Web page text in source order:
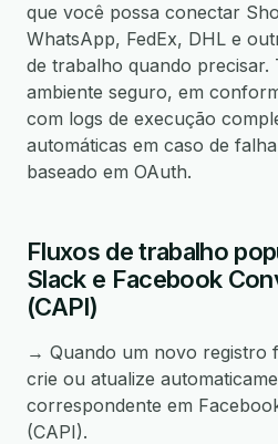
que você possa conectar
WhatsApp, FedEx, DHL e
de trabalho quando precisar.
ambiente seguro, em
com logs de execução
automáticas em caso de
baseado em OAuth.
Fluxos de trabalho
Slack e Facebook
(CAPI)
→ Quando um novo registro
crie ou atualize
correspondente em
(CAPI).